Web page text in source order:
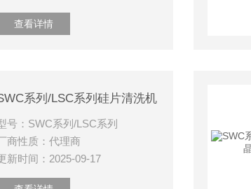
查看详情
系列/LSC系列硅片清洗机
号：SWC系列/LSC系列
商性质：代理商
新时间：2025-09-17